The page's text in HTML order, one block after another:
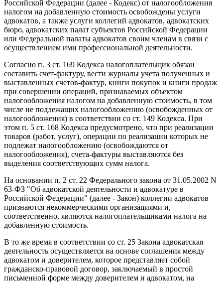
Российской Федерации (далее - Кодекс) от налогообложения
налогом на добавленную стоимость освобождены услуги
адвокатов, а также услуги коллегий адвокатов, адвокатских
бюро, адвокатских палат субъектов Российской Федерации
или Федеральной палаты адвокатов своим членам в связи с
осуществлением ими профессиональной деятельности.
Согласно п. 3 ст. 169 Кодекса налогоплательщик обязан
составить счет-фактуру, вести журналы учета полученных и
выставленных счетов-фактур, книги покупок и книги продаж
при совершении операций, признаваемых объектом
налогообложения налогом на добавленную стоимость, в том
числе не подлежащих налогообложению (освобожденных от
налогообложения) в соответствии со ст. 149 Кодекса. При
этом п. 5 ст. 168 Кодекса предусмотрено, что при реализации
товаров (работ, услуг), операции по реализации которых не
подлежат налогообложению (освобождаются от
налогообложения), счета-фактуры выставляются без
выделения соответствующих сумм налога.
На основании п. 2 ст. 22 Федерального закона от 31.05.2002 N
63-ФЗ "Об адвокатской деятельности и адвокатуре в
Российской Федерации" (далее - Закон) коллегии адвокатов
признаются некоммерческими организациями и,
соответственно, являются налогоплательщиками налога на
добавленную стоимость.
В то же время в соответствии со ст. 25 Закона адвокатская
деятельность осуществляется на основе соглашения между
адвокатом и доверителем, которое представляет собой
гражданско-правовой договор, заключаемый в простой
письменной форме между доверителем и адвокатом, на